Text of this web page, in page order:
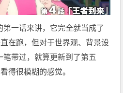
第一话来讲，它完全就当成了
在跑，但对于世界观、背景设
带过，就算更新到了第五
得很模糊的感觉。